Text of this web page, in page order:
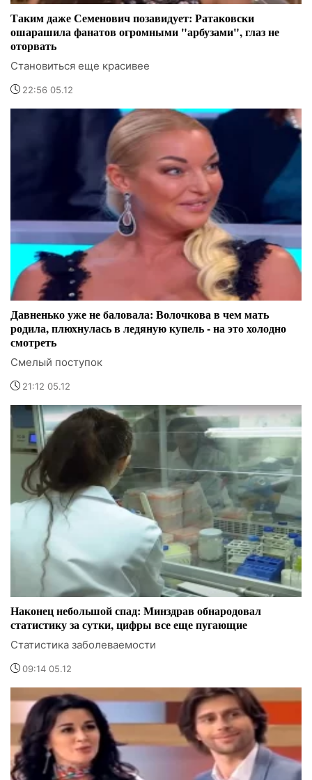
Таким даже Семенович позавидует: Ратаковски
ошарашила фанатов огромными "арбузами", глаз не
оторвать
Становиться еще красивее
22:56 05.12
Давненько уже не баловала: Волочкова в чем мать
родила, плюхнулась в ледяную купель - на это холодно
смотреть
Смелый поступок
21:12 05.12
Наконец небольшой спад: Минздрав обнародовал
статистику за сутки, цифры все еще пугающие
Статистика заболеваемости
09:14 05.12